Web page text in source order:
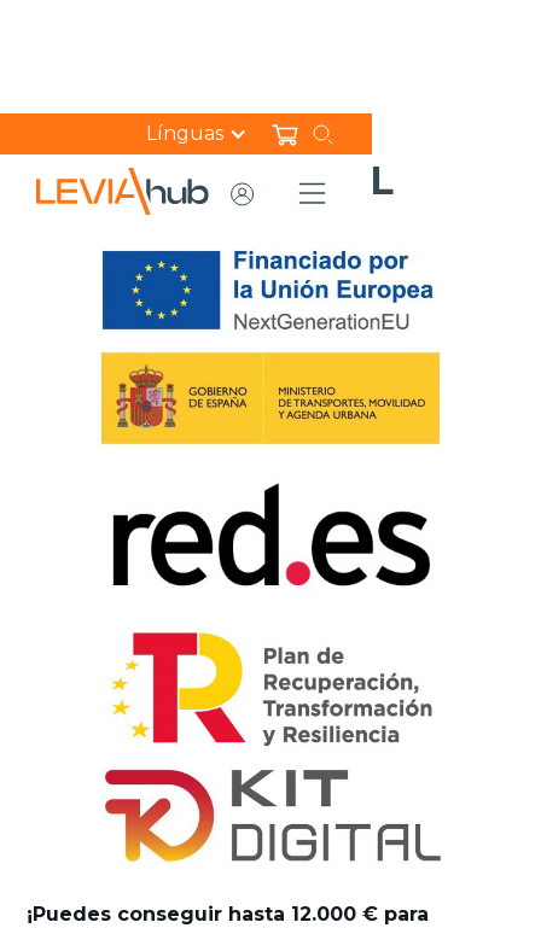
Línguas
KIT DIGITAL
¡Puedes conseguir hasta 12.000 € para